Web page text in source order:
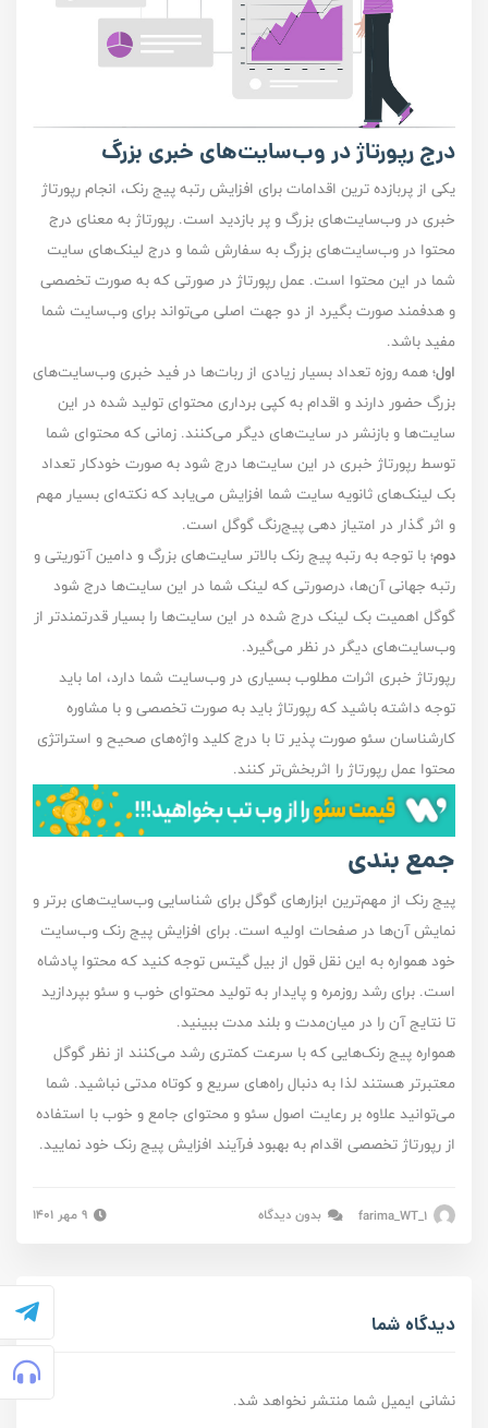
درج رپورتاژ در وب‌سایت‌‌های خبری بزرگ
یکی از پربازده‌ ترین اقدامات برای افزایش رتبه پیج رنک،‌ انجام رپورتاژ
خبری در وب‌‌سایت‌های بزرگ و پر بازدید است. رپورتاژ به معنای درج
محتوا در وب‌سایت‌های بزرگ به سفارش شما و درج لینک‌های سایت
شما در این محتوا است. عمل رپورتاژ در صورتی که به صورت تخصصی
و هدفمند صورت بگیرد از دو جهت اصلی می‌تواند برای وب‌سایت شما
مفید باشد.
اول؛ همه روزه تعداد بسیار زیادی از ربات‌ها در فید خبری وب‌سایت‌های
بزرگ حضور دارند و اقدام به کپی برداری محتوای تولید شده در این
سایت‌ها و بازنشر در سایت‌های دیگر می‌کنند. زمانی که محتوای شما
توسط رپورتاژ خبری در این سایت‌ها درج شود به صورت خودکار تعداد
بک لینک‌های ثانویه سایت‌ شما افزایش می‌یابد که نکته‌ای بسیار مهم
و اثر گذار در امتیاز دهی پیج‌رنگ گوگل است.
دوم؛ با توجه به رتبه پیج رنک بالاتر سایت‌های بزرگ و دامین آتوریتی و
رتبه جهانی آن‌ها،‌ درصورتی که لینک شما در این سایت‌ها درج شود
گوگل اهمیت بک لینک درج شده در این سایت‌ها را بسیار قدرتمند‌تر از
وب‌سایت‌های دیگر در نظر می‌گیرد.
رپورتاژ خبری اثرات مطلوب بسیاری در وب‌سایت شما دارد، اما باید
توجه داشته باشید که رپورتاژ باید به صورت تخصصی و با مشاوره
کارشناسان سئو صورت پذیر تا با درج کلید واژه‌های صحیح و استراتژی
محتوا عمل رپورتاژ را اثربخش‌تر کنند.
جمع بندی
پیج رنک از مهم‌ترین ابزار‌های گوگل برای شناسایی وب‌سایت‌های برتر و
نمایش‌ آن‌ها در صفحات اولیه است. برای افزایش پیج رنک وب‌سایت
خود همواره به این نقل قول از بیل گیتس توجه کنید که محتوا پادشاه
است. برای رشد روزمره و پایدار به تولید محتوای خوب و سئو بپردازید
تا نتایج آن را در میان‌مدت و بلند مدت ببینید.
همواره پیج رنک‌هایی که با سرعت‌ کمتری رشد می‌کنند از نظر گوگل
معتبر‌تر هستند لذا به دنبال راه‌های سریع و کوتاه مدتی نباشید. شما
می‌‌توانید علاوه بر رعایت اصول سئو و محتوای جامع و خوب با استفاده
از رپورتاژ تخصصی اقدام به بهبود فرآیند افزایش پیج رنک خود نمایید.
بدون دیدگاه
دیدگاه شما
نشانی ایمیل شما منتشر نخواهد شد.